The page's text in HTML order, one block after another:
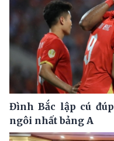
Đình Bắc lập cú
ngôi nhất bảng A